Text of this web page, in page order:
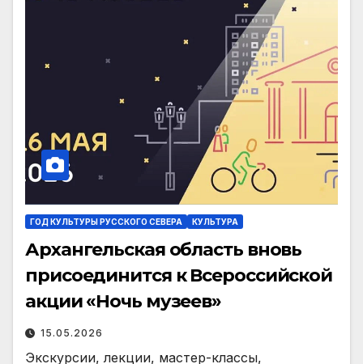
ГОД КУЛЬТУРЫ РУССКОГО СЕВЕРА КУЛЬТУРА
Архангельская область вновь
присоединится к Всероссийской
акции «Ночь музеев»
15.05.2026
Экскурсии, лекции, мастер-классы,